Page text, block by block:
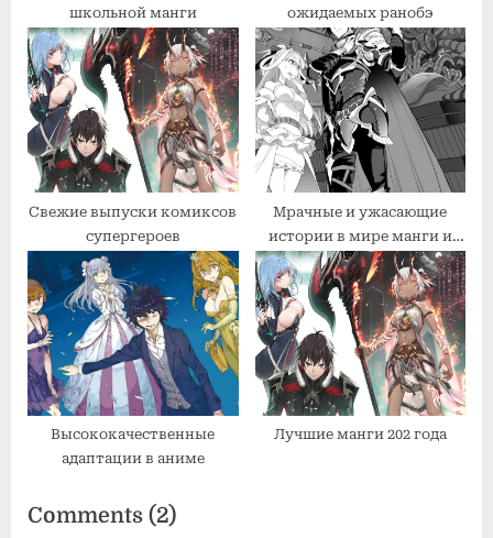
школьной манги
ожидаемых ранобэ
Свежие выпуски комиксов
супергероев
Мрачные и ужасающие
истории в мире манги и
ранобэ
Высококачественные
адаптации в аниме
Лучшие манги 202 года
Comments (2)on